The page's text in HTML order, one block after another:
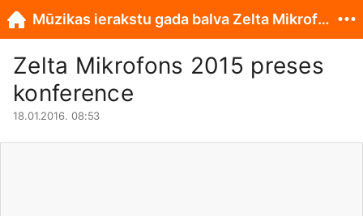
Zelta Mikrofons 2015 preses
konference
18.01.2016. 08:53
Mūzikas ierakstu gada balva Zelta Mikrofons